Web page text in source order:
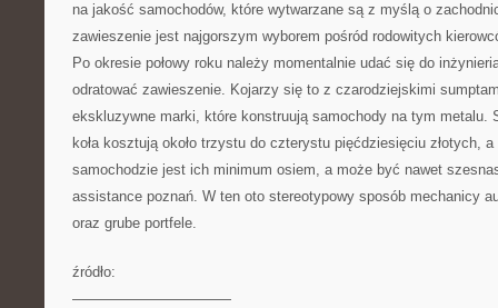
na jakość samochodów, które wytwarzane są z myślą o
zawieszenie jest najgorszym wyborem pośród rodowitych
Po okresie połowy roku należy momentalnie udać się do
odratować zawieszenie. Kojarzy się to z czarodziejskimi
ekskluzywne marki, które konstruują samochody na tym metalu.
koła kosztują około trzystu do czterystu pięćdziesięciu złotych,
samochodzie jest ich minimum osiem, a może być nawet
assistance poznań. W ten oto stereotypowy sposób mechanicy
oraz grube portfele.
źródło:
———————————